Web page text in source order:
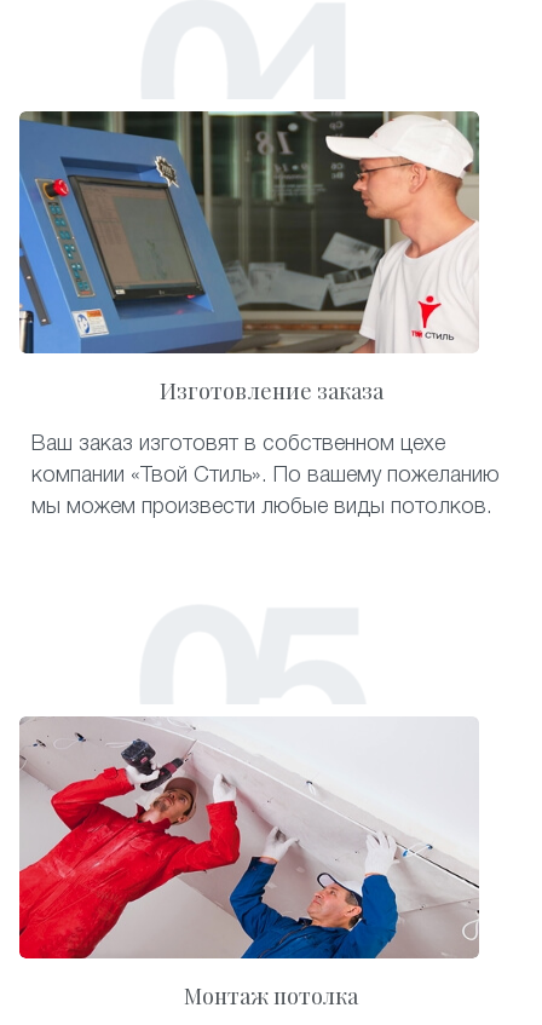
Изготовление заказа
Ваш заказ изготовят в собственном цехе
компании «Твой Стиль». По вашему пожеланию
мы можем произвести любые виды потолков.
Монтаж потолка